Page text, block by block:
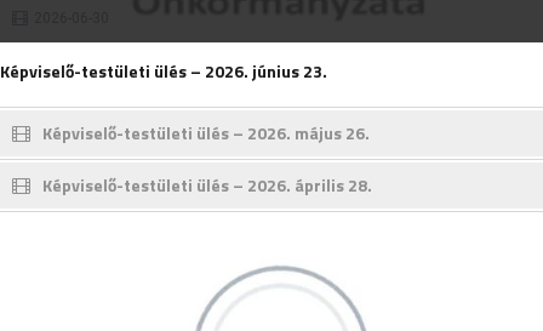
Képviselő-testületi ülés – 2026. június 23.
Képviselő-testületi ülés – 2026. május 26.
Képviselő-testületi ülés – 2026. április 28.